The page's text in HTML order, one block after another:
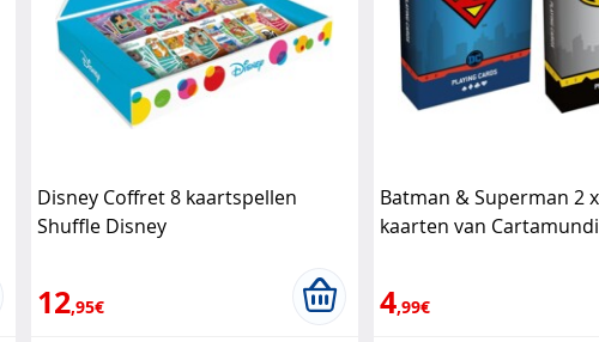
Disney Coffret 8 kaartspellen
Shuffle Disney
12,95€
Batman & Superman 2
kaarten van
4,99€